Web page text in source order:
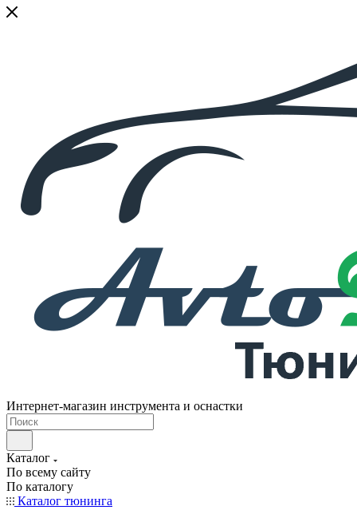
Интернет-магазин инструмента и оснастки
Каталог
По всему сайту
По каталогу
Каталог тюнинга